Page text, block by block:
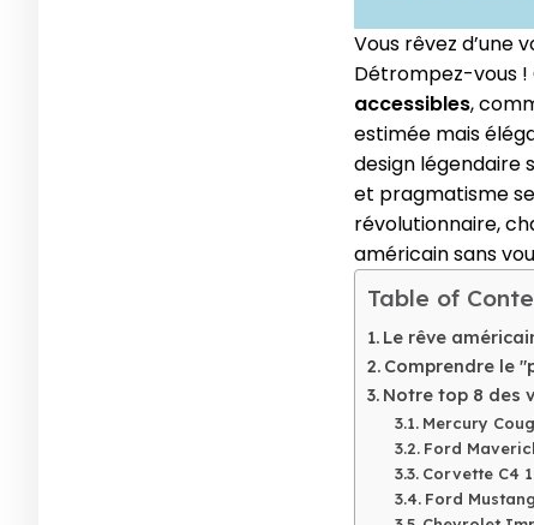
Vous rêvez d’une
Détrompez-vous !
accessibles,
estimée mais
design légendaire
et pragmatisme
révolutionnaire,
américain sans
Table of
Le rêve
Comprendre le
Notre top 8 des
Mercury
Ford
Corvette C4
Ford